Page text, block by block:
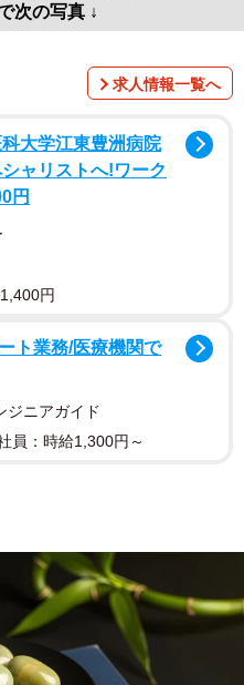
次の写真 ↓
求人情報一覧へ
大学江東豊洲病院
ャリストへ!ワーク
円
円
ト業務/医療機関で
ジニアガイド
員：時給1,300円～